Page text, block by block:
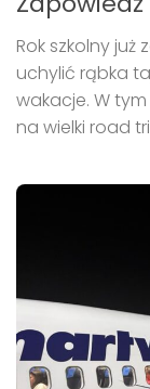
Rok szkolny
uchylić rąbka
wakacje. W
na wielki road